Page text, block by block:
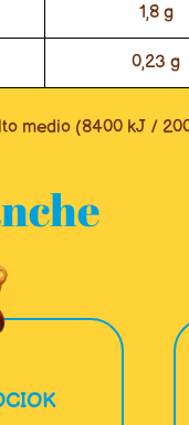
1,8 g
0,23 g
medio (8400 kJ /